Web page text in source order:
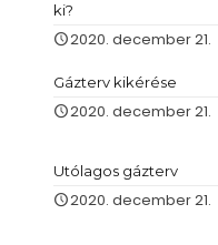
ki?
2020. december 21.
Gázterv kikérése
2020. december 21.
Utólagos gázterv
2020. december 21.